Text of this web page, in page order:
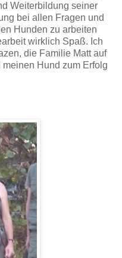
Weiterbildung seiner
bei allen Fragen und
Hunden zu arbeiten
wirklich Spaß. Ich
die Familie Matt auf
Hund zum Erfolg